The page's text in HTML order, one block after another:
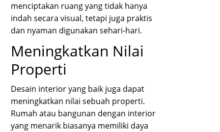
menciptakan ruang yang tidak hanya
indah secara visual, tetapi juga praktis
dan nyaman digunakan sehari-hari.
Meningkatkan Nilai
Properti
Desain interior yang baik juga dapat
meningkatkan nilai sebuah properti.
Rumah atau bangunan dengan interior
yang menarik biasanya memiliki daya